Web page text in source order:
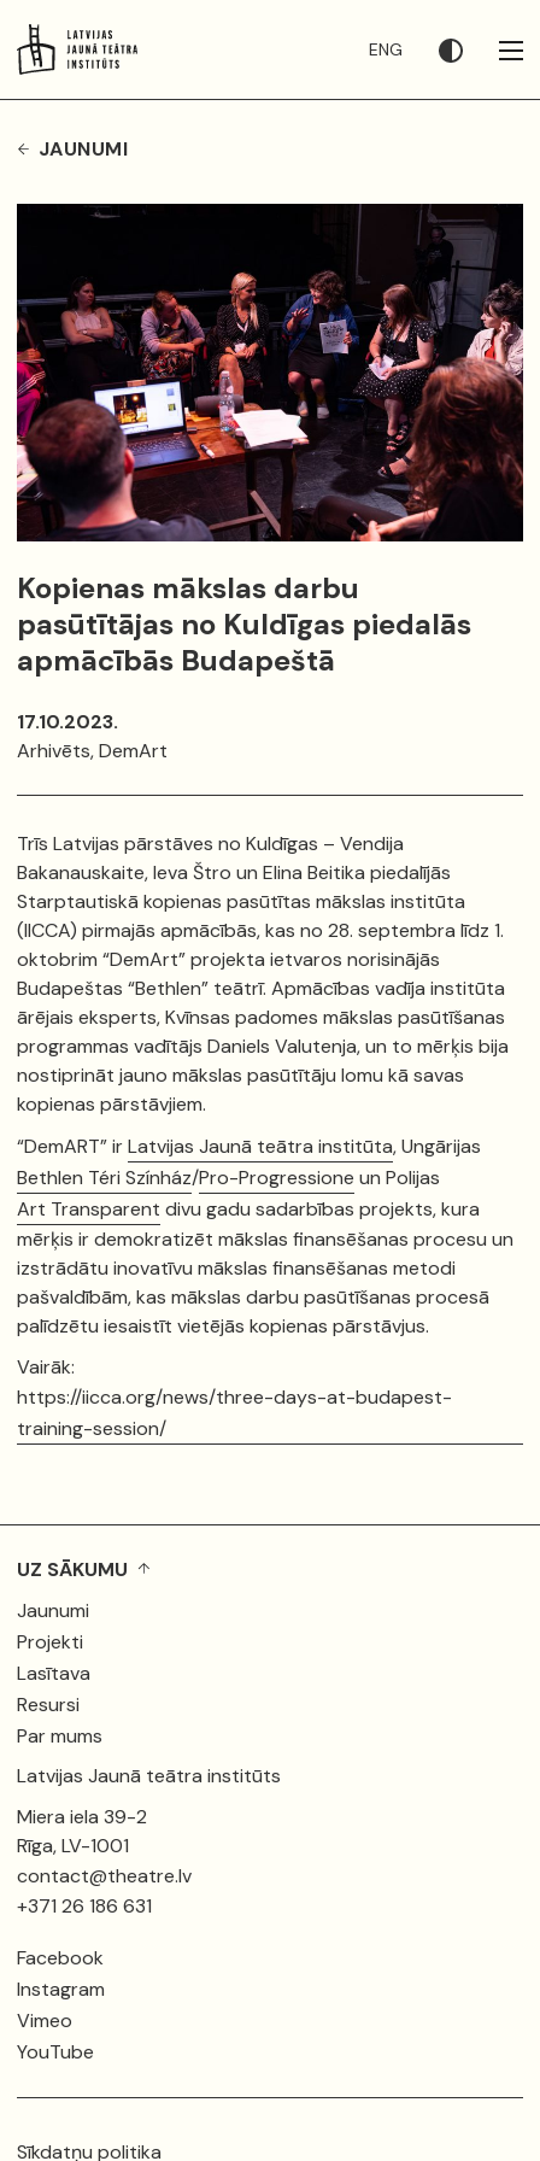
ENG
JAUNUMI
Kopienas mākslas darbu
pasūtītājas no Kuldīgas piedalās
apmācībās Budapeštā
17.10.2023.
Arhivēts, DemArt
Trīs Latvijas pārstāves no Kuldīgas – Vendija
Bakanauskaite, Ieva Štro un Elina Beitika piedalījās
Starptautiskā kopienas pasūtītas mākslas institūta
(IICCA) pirmajās apmācībās, kas no 28. septembra līdz 1.
oktobrim “DemArt” projekta ietvaros norisinājās
Budapeštas “Bethlen” teātrī. Apmācības vadīja institūta
ārējais eksperts, Kvīnsas padomes mākslas pasūtīšanas
programmas vadītājs Daniels Valutenja, un to mērķis bija
nostiprināt jauno mākslas pasūtītāju lomu kā savas
kopienas pārstāvjiem.
“DemART” irLatvijas Jaunā teātra institūta, Ungārijas
Bethlen Téri Színház/Pro-Progressione un Polijas
Art Transparent divu gadu sadarbības projekts, kura
mērķis ir demokratizēt mākslas finansēšanas procesu un
izstrādātu inovatīvu mākslas finansēšanas metodi
pašvaldībām, kas mākslas darbu pasūtīšanas procesā
palīdzētu iesaistīt vietējās kopienas pārstāvjus.
Vairāk:
https://iicca.org/news/three-days-at-budapest-
training-session/
UZ SĀKUMU
Jaunumi
Projekti
Lasītava
Resursi
Par mums
Latvijas Jaunā teātra institūts
Miera iela 39-2
Rīga, LV-1001
contact@theatre.lv
+371 26 186 631
Facebook
Instagram
Vimeo
YouTube
Sīkdatņu politika